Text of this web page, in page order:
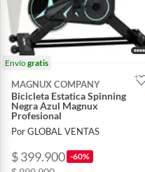
Envíogratis
MAGNUX COMPANY
Bicicleta Estatica Spinning
Negra Azul Magnux
Profesional
Por GLOBAL VENTAS
$ 399.900 -60%